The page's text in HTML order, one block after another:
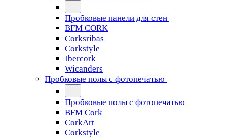
Пробковые панели для стен
BFM CORK
Corksribas
Corkstyle
Ibercork
Wicanders
Пробковые полы с фотопечатью
Пробковые полы с фотопечатью
BFM Cork
CorkArt
Corkstyle